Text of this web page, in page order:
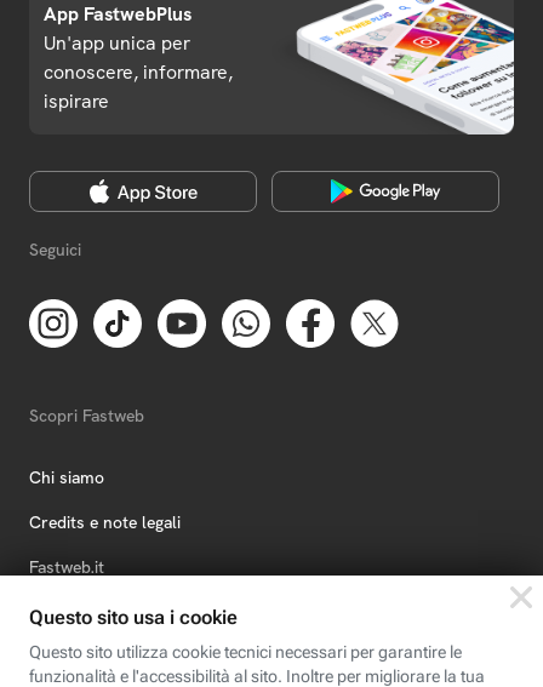
App FastwebPlus
Un'app unica per
conoscere, informare,
ispirare
Seguici
Scopri Fastweb
Chi siamo
Credits e note legali
Fastweb.it
Formazione
Fastweb Digital Academy